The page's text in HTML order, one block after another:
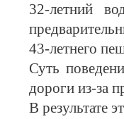
32-летний
43-летнего
Суть
дороги из-за
В результате